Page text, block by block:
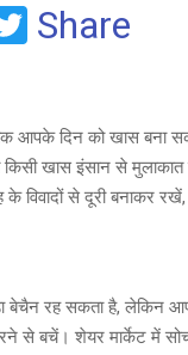
T
er
Share
आपके दिन को खास बना
किसी खास इंसान से
से दूरी बनाकर रखें,
बेचैन रह सकता है, लेकिन
से बचें। शेयर मार्केट में